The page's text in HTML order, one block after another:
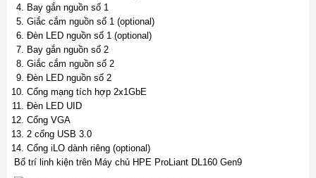
Bay gắn nguồn số 1
Giắc cắm nguồn số 1 (optional)
Đèn LED nguồn số 1 (optional)
Bay gắn nguồn số 2
Giắc cắm nguồn số 2
Đèn LED nguồn số 2
Cổng mạng tích hợp 2x1GbE
Đèn LED UID
Cổng VGA
2 cổng USB 3.0
Cổng iLO dành riêng (optional)
Bố trí linh kiện trên Máy chủ HPE ProLiant DL160 Gen9